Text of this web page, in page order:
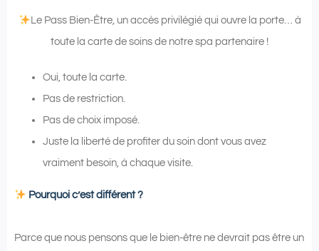
Le Pass Bien-Être, un accès privilégié qui ouvre la porte… à
toute la carte de soins de notre spa partenaire !
Oui, toute la carte.
Pas de restriction.
Pas de choix imposé.
Juste la liberté de profiter du soin dont vous avez
vraiment besoin, à chaque visite.
Pourquoi c’est différent ?
Parce que nous pensons que le bien-être ne devrait pas être un